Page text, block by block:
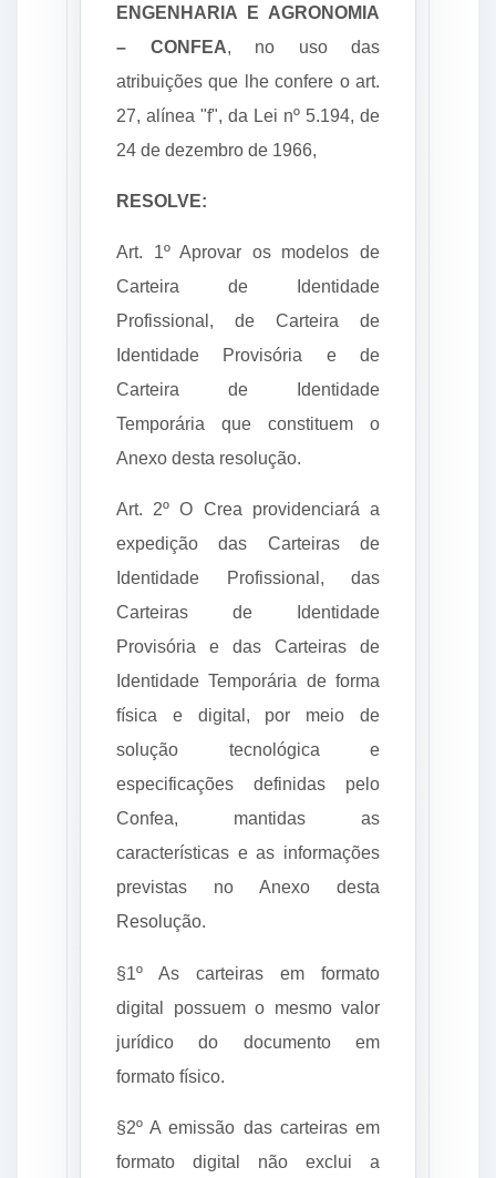
ENGENHARIA E AGRONOMIA
– CONFEA, no uso das
atribuições que lhe confere o art.
27, alínea "f", da Lei nº 5.194, de
24 de dezembro de 1966,
RESOLVE:
Art. 1º Aprovar os modelos de
Carteira de Identidade
Profissional, de Carteira de
Identidade Provisória e de
Carteira de Identidade
Temporária que constituem o
Anexo desta resolução.
Art. 2º O Crea providenciará a
expedição das Carteiras de
Identidade Profissional, das
Carteiras de Identidade
Provisória e das Carteiras de
Identidade Temporária de forma
física e digital, por meio de
solução tecnológica e
especificações definidas pelo
Confea, mantidas as
características e as informações
previstas no Anexo desta
Resolução.
§1º As carteiras em formato
digital possuem o mesmo valor
jurídico do documento em
formato físico.
§2º A emissão das carteiras em
formato digital não exclui a